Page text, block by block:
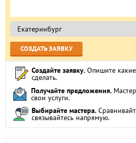
Создайте заявку Опишите
сделать.
Получайте предложения
свои услуги.
Выбирайте мастера
связывайтесь напрямую.